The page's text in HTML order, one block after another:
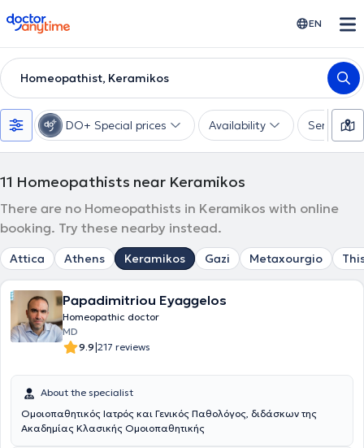
doctoranytime EN
Homeopathist, Keramikos
DO+ Special prices Availability Services
11 Homeopathists near Keramikos
There are no Homeopathists in Keramikos with online
booking. Try these nearby instead.
Attica Athens Keramikos Gazi Metaxourgio
Papadimitriou Eyaggelos
Homeopathic doctor
MD
9.9|217 reviews
About the specialist
Ομοιοπαθητικός Ιατρός και Γενικός Παθολόγος, διδάσκων της
Ακαδημίας Κλασικής Ομοιοπαθητικής